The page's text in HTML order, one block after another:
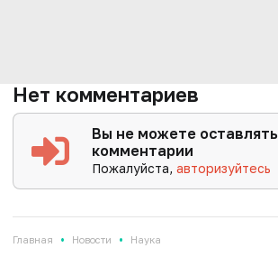
Нет комментариев
Вы не можете оставлять
комментарии
Пожалуйста,авторизуйтесь
Главная • Новости • Наука